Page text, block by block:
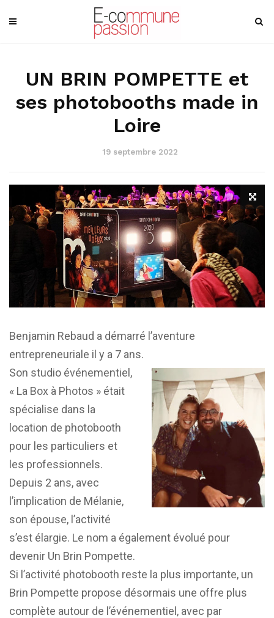
UN BRIN POMPETTE et
ses photobooths made in
Loire
19 septembre 2022
Benjamin Rebaud a démarré l’aventure
entrepreneuriale il y a 7 ans.
Son studio événementiel,
« La Box à Photos » était
spécialise dans la
location de photobooth
pour les particuliers et
les professionnels.
Depuis 2 ans, avec
l’implication de Mélanie,
son épouse, l’activité
s’est élargie. Le nom a également évolué pour
devenir Un Brin Pompette.
Si l’activité photobooth reste la plus importante, un
Brin Pompette propose désormais une offre plus
complète autour de l’événementiel, avec par